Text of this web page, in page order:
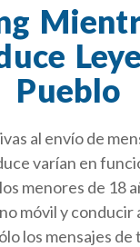
Pueblo
al envío de
varían en
menores de 18
móvil y conducir
los mensajes